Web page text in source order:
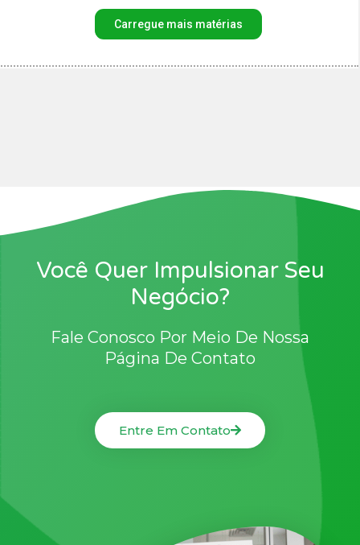
Carregue mais matérias
Você Quer Impulsionar Seu
Negócio?
Fale Conosco Por Meio De Nossa
Página De Contato
Entre Em Contato